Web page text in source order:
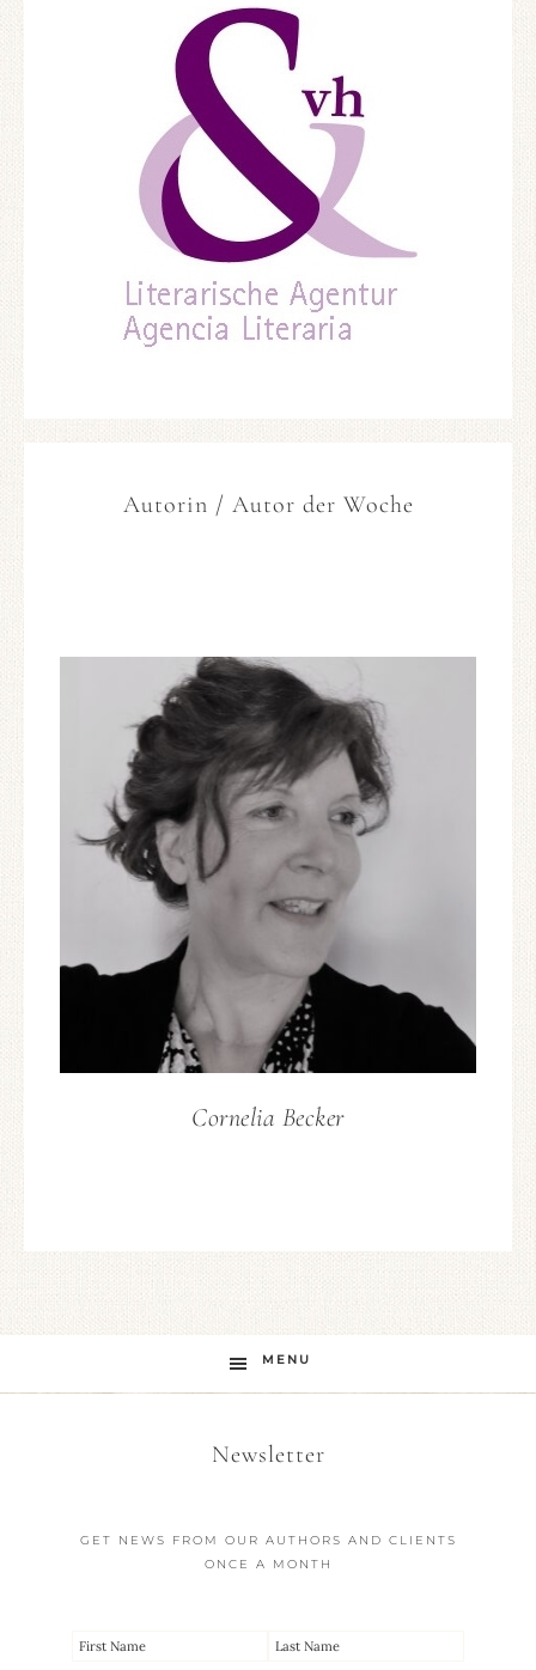
Autorin / Autor der Woche
Cornelia Becker
MENU
Newsletter
GET NEWS FROM OUR AUTHORS AND CLIENTS
ONCE A MONTH